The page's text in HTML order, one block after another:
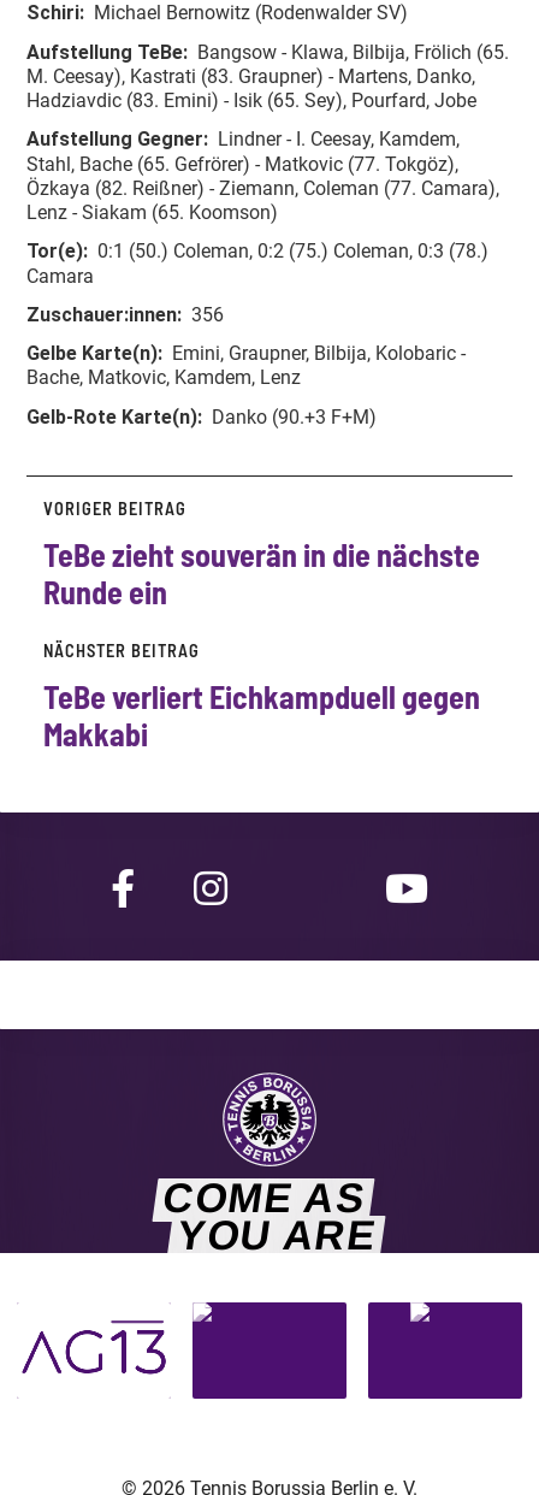
Schiri: Michael Bernowitz (Rodenwalder SV)
Aufstellung TeBe: Bangsow - Klawa, Bilbija, Frölich (65.
M. Ceesay), Kastrati (83. Graupner) - Martens, Danko,
Hadziavdic (83. Emini) - Isik (65. Sey), Pourfard, Jobe
Aufstellung Gegner: Lindner - I. Ceesay, Kamdem,
Stahl, Bache (65. Gefrörer) - Matkovic (77. Tokgöz),
Özkaya (82. Reißner) - Ziemann, Coleman (77. Camara),
Lenz - Siakam (65. Koomson)
Tor(e): 0:1 (50.) Coleman, 0:2 (75.) Coleman, 0:3 (78.)
Camara
Zuschauer:innen: 356
Gelbe Karte(n): Emini, Graupner, Bilbija, Kolobaric -
Bache, Matkovic, Kamdem, Lenz
Gelb-Rote Karte(n): Danko (90.+3 F+M)
VORIGER BEITRAG
TeBe zieht souverän in die nächste
Runde ein
NÄCHSTER BEITRAG
TeBe verliert Eichkampduell gegen
Makkabi
COME AS
YOU ARE
© 2026 Tennis Borussia Berlin e. V.